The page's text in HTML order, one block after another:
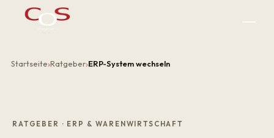
Startseite Ratgeber ERP-System wechseln
RATGEBER · ERP & WARENWIRTSCHAFT